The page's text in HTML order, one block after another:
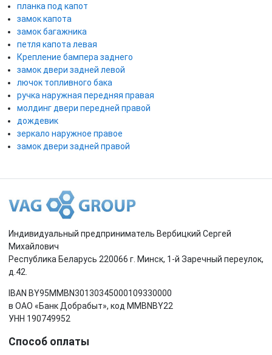
планка под капот
замок капота
замок багажника
петля капота левая
Крепление бампера заднего
замок двери задней левой
лючок топливного бака
ручка наружная передняя правая
молдинг двери передней правой
дождевик
зеркало наружное правое
замок двери задней правой
Индивидуальный предприниматель Вербицкий Сергей
Михайлович
Республика Беларусь 220066 г. Минск, 1-й Заречный переулок,
д.42.
IBAN BY95MMBN30130345000109330000
в ОАО «Банк Добрабыт», код MMBNBY22
УНН 190749952
Способ оплаты